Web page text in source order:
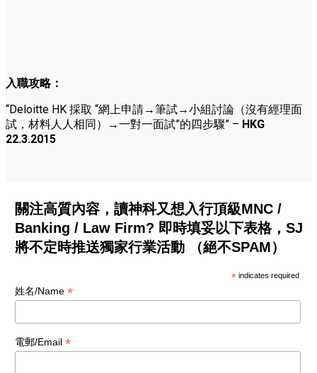
入職攻略：
“Deloitte HK 採取 “網上申請→筆試→小組討論（沒有經理面
試，材料人人相同）→一對一面試”的四步驟” – HKG
22.3.2015
關注高質內容，讀神科又想入行頂級MNC /
Banking / Law Firm? 即時填妥以下表格，SJ
將不定時推送獨家行業活動 （絕不SPAM）
* indicates required
姓名/Name *
電郵/Email *